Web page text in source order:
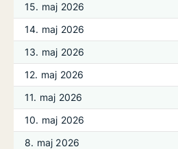
15. maj 2026
14. maj 2026
13. maj 2026
12. maj 2026
11. maj 2026
10. maj 2026
8. maj 2026